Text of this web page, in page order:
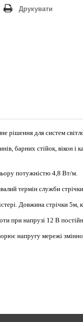
Друкувати
рішення для систем
барних стійок, вікон
потужністю 4,8 Вт/м.
термін служби
Довжина стрічки 5м,
при напрузі 12 В
напругу мережі